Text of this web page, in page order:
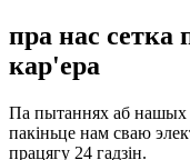
пра нас сетка
кар'ера
Па пытаннях аб нашых
пакіньце нам сваю
працягу 24 гадзін.